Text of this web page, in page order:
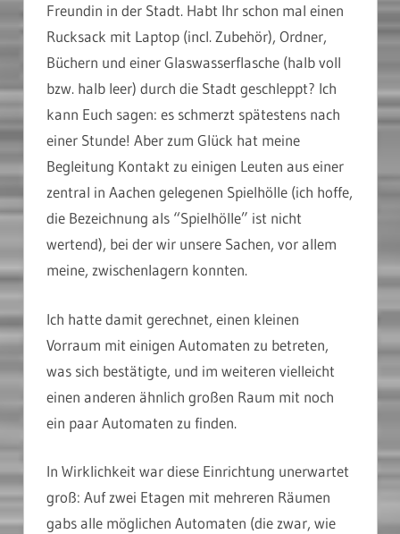
Freundin in der Stadt. Habt Ihr schon mal einen
Rucksack mit Laptop (incl. Zubehör), Ordner,
Büchern und einer Glaswasserflasche (halb voll
bzw. halb leer) durch die Stadt geschleppt? Ich
kann Euch sagen: es schmerzt spätestens nach
einer Stunde! Aber zum Glück hat meine
Begleitung Kontakt zu einigen Leuten aus einer
zentral in Aachen gelegenen Spielhölle (ich hoffe,
die Bezeichnung als “Spielhölle” ist nicht
wertend), bei der wir unsere Sachen, vor allem
meine, zwischenlagern konnten.
Ich hatte damit gerechnet, einen kleinen
Vorraum mit einigen Automaten zu betreten,
was sich bestätigte, und im weiteren vielleicht
einen anderen ähnlich großen Raum mit noch
ein paar Automaten zu finden.
In Wirklichkeit war diese Einrichtung unerwartet
groß: Auf zwei Etagen mit mehreren Räumen
gabs alle möglichen Automaten (die zwar, wie